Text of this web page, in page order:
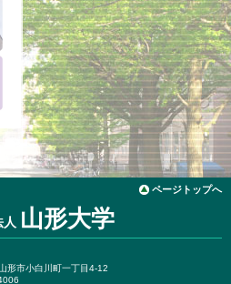
ページトップへ
人 山形大学
形市小白川町一丁目4-12